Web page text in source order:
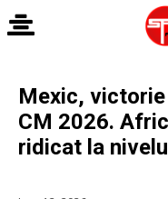
Mexic,
CM 2026.
ridicat la